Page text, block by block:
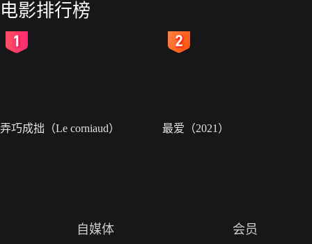
电影排行榜
弄巧成拙（Le corniaud） 最爱（2021）
自媒体 会员